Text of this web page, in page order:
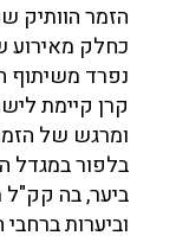
הזמר הוותיק
כחלק מאירוע
נפרד משיתוף
קרן קיימת
ומרגש של
בלפור במגדל
ביער, בה קק"ל
וביערות